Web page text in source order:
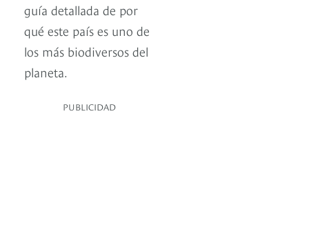
guía detallada de por
qué este país es uno de
los más biodiversos del
planeta.
PUBLICIDAD